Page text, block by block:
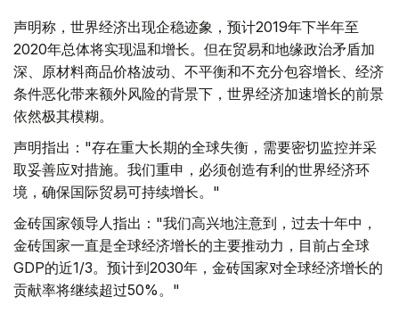
声明称，世界经济出现企稳迹象，预计2019年下半年至
2020年总体将实现温和增长。但在贸易和地缘政治矛盾加
深、原材料商品价格波动、不平衡和不充分包容增长、经济
条件恶化带来额外风险的背景下，世界经济加速增长的前景
依然极其模糊。
声明指出："存在重大长期的全球失衡，需要密切监控并采
取妥善应对措施。我们重申，必须创造有利的世界经济环
境，确保国际贸易可持续增长。"
金砖国家领导人指出："我们高兴地注意到，过去十年中，
金砖国家一直是全球经济增长的主要推动力，目前占全球
GDP的近1/3。预计到2030年，金砖国家对全球经济增长的
贡献率将继续超过50%。"